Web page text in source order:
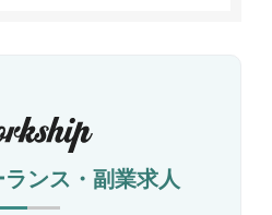
ンス・副業求人